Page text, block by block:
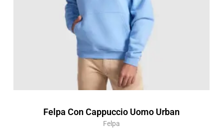
Felpa Con Cappuccio Uomo Urban
Felpa